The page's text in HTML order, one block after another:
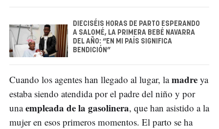
DIECISÉIS HORAS DE PARTO ESPERANDO
A SALOMÉ, LA PRIMERA BEBÉ NAVARRA
DEL AÑO: “EN MI PAÍS SIGNIFICA
BENDICIÓN”
Cuando los agentes han llegado al lugar, lamadre ya
estaba siendo atendida por el padre del niño y por
unaempleada de la gasolinera, que han asistido a la
mujer en esos primeros momentos. El parto se ha